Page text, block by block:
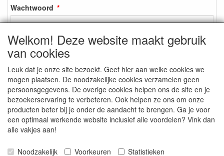
Wachtwoord
Registreren
Wachtwoord vergeten?
SOCIALE MEDIA
Welkom! Deze website maakt gebruik
van cookies
Leuk dat je onze site bezoekt. Geef hier aan welke cookies we
mogen plaatsen. De noodzakelijke cookies verzamelen geen
persoonsgegevens. De overige cookies helpen ons de site en je
bezoekerservaring te verbeteren. Ook helpen ze ons om onze
producten beter bij je onder de aandacht te brengen. Ga je voor
een optimaal werkende website inclusief alle voordelen? Vink dan
alle vakjes aan!
Noodzakelijk Voorkeuren Statistieken